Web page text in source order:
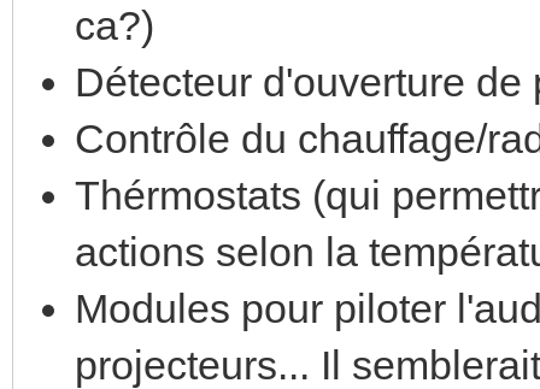
ca?)
Détecteur d'ouverture de
Contrôle du chauffage/
Thérmostats (qui
actions selon la
Modules pour piloter
projecteurs... Il